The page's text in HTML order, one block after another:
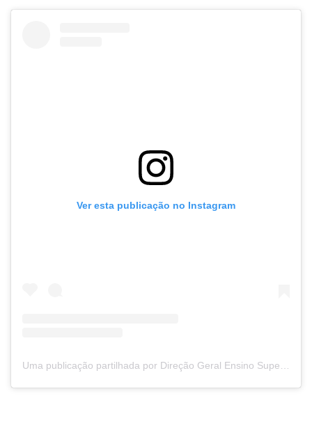
Ver esta publicação no Instagram
Uma publicação partilhada por Direção Geral Ensino Superior (@dges.pt)